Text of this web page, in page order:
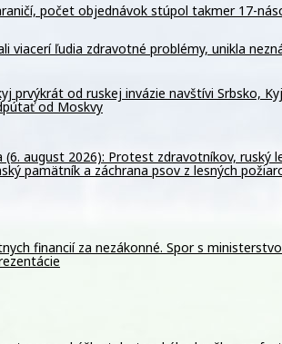
počet objednávok stúpol takmer 17-
viacerí ľudia zdravotné problémy, unikla
prvýkrát od ruskej invázie navštívi Srbsko,
od Moskvy
august 2026): Protest zdravotníkov, ruský
pamätník a záchrana psov z lesných
financií za nezákonné. Spor s